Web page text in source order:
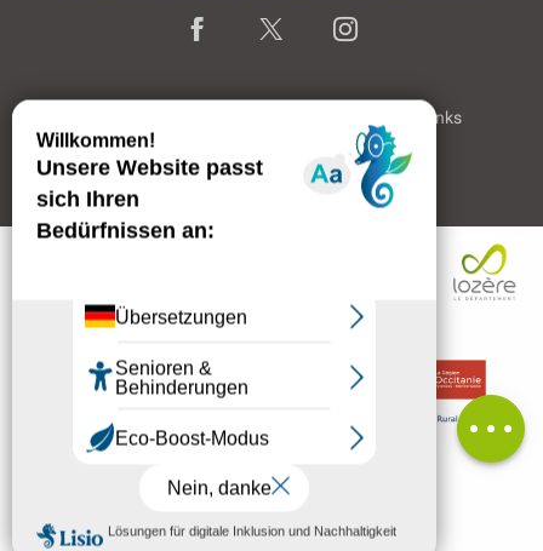
MENÜ
Service
Öffnungen
kontaktieren
Kommentare
Partner & Links
Professioneller Bereich